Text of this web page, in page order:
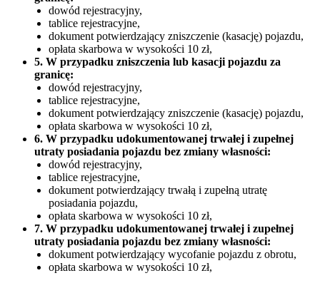
dowód rejestracyjny,
tablice rejestracyjne,
dokument potwierdzający zniszczenie (kasację) pojazdu,
opłata skarbowa w wysokości 10 zł,
5. W przypadku zniszczenia lub kasacji pojazdu za
granicę:
dowód rejestracyjny,
tablice rejestracyjne,
dokument potwierdzający zniszczenie (kasację) pojazdu,
opłata skarbowa w wysokości 10 zł,
6. W przypadku udokumentowanej trwałej i zupełnej
utraty posiadania pojazdu bez zmiany własności:
dowód rejestracyjny,
tablice rejestracyjne,
dokument potwierdzający trwałą i zupełną utratę
posiadania pojazdu,
opłata skarbowa w wysokości 10 zł,
7. W przypadku udokumentowanej trwałej i zupełnej
utraty posiadania pojazdu bez zmiany własności:
dokument potwierdzający wycofanie pojazdu z obrotu,
opłata skarbowa w wysokości 10 zł,